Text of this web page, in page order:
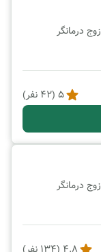
زوج درمانگر
5
(
42 نفر)
زوج درمانگر